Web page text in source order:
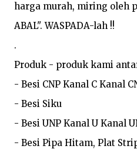
harga murah, miring oleh
ABAL". WASPADA-lah !!
.
Produk - produk kami
- Besi CNP Kanal C Kanal
- Besi Siku
- Besi UNP Kanal U Kanal
- Besi Pipa Hitam, Plat